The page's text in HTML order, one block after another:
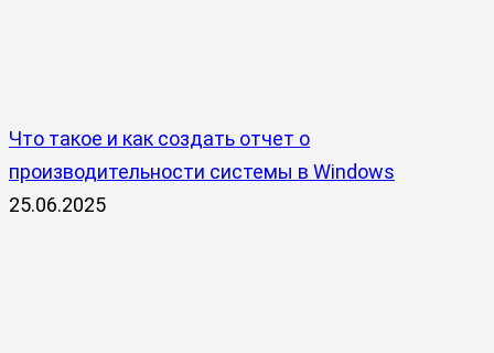
Что такое и как создать отчет о
производительности системы в Windows
25.06.2025